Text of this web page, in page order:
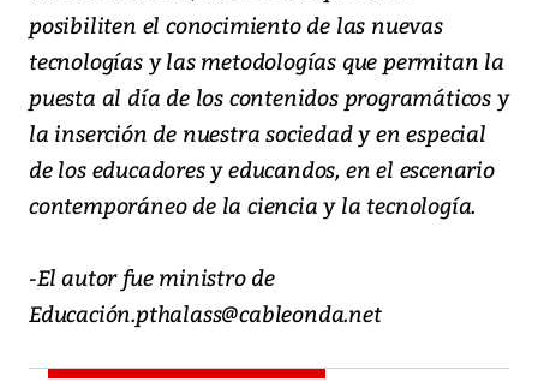
posibiliten el conocimiento de las nuevas
tecnologías y las metodologías que permitan la
puesta al día de los contenidos programáticos y
la inserción de nuestra sociedad y en especial
de los educadores y educandos, en el escenario
contemporáneo de la ciencia y la tecnología.
-El autor fue ministro de
Educación.pthalass@cableonda.net